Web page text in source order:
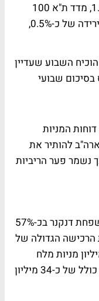
בסיכום שבועי עלה מדד ת"א 25 כ-1.5%, מדד ת"א 100
הוסיף גם הוא כ-1.5%, התל טק סיים בירידה של כ-0.5%,
סקטור הנדל"ן שזינק ב-2006 בכ-66% הוכיח השבוע שעדיין
ומדד הנדל"ן 15 טיפס בסיכום שבועי
המניות
להותיר את
הנוכחית על 5.25%. בכך נשמר פער הריביות
דני דנקנר, המחזיק יחד עם שאר בני משפחת דנקנר בכ-57%
הגדולה של
דנקנר קנה מאורלי מור 1.17 מיליון מניות מלח
בשער ממוצע של 29.04 שקל ובסכום כולל של כ-34 מיליון